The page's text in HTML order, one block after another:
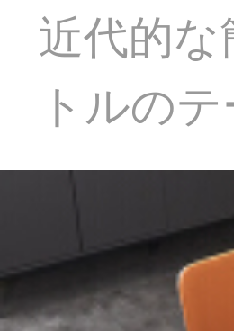
近代的
トルの